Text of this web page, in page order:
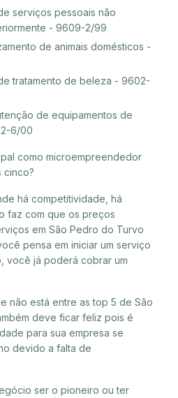
serviços pessoais não
- 9609-2/99
de animais domésticos -
tratamento de beleza - 9602-
de equipamentos de
6/00
como microempreendedor
cinco?
há competitividade, há
faz com que os preços
em São Pedro do Turvo
pensa em iniciar um serviço
você já poderá cobrar um
não está entre as top 5 de São
deve ficar feliz pois é
para sua empresa se
devido a falta de
ser o pioneiro ou ter